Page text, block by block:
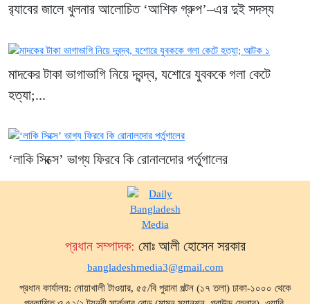
র‍্যাবের জালে খুলনার আলোচিত ‘আশিক গ্রুপ’–এর দুই সদস্য
মাদকের টাকা ভাগাভাগি নিয়ে দ্বন্দ্ব, যশোরে যুবককে গলা কেটে
হত্যা;...
‘লাকি সিক্সে’ ভাগ্য ফিরবে কি রোনালদোর পর্তুগালের
প্রধান সম্পাদক: মোঃ আলী হোসেন সরকার
bangladeshmedia3@gmail.com
প্রধান কার্যালয়: নোয়াখালী টাওয়ার, ৫৫/বি পুরানা পল্টন (১৭ তলা) ঢাকা-১০০০ থেকে